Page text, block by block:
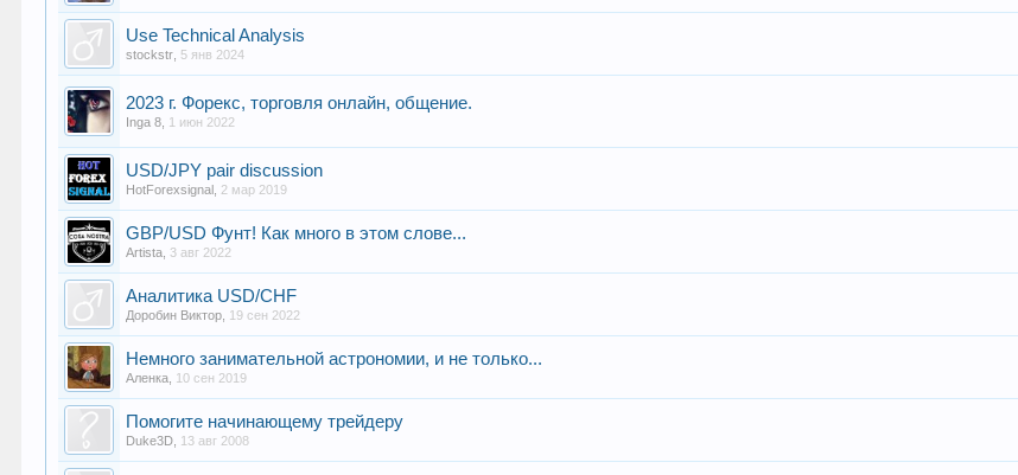
Use Technical Analysis
stockstr 5 янв 2024
2023 г. Форекс, торговля онлайн, общение.
Inga 8 1 июн 2022
USD/JPY pair discussion
HotForexsignal 2 мар 2019
GBP/USD Фунт! Как много в этом слове...
Artista 3 авг 2022
Аналитика USD/CHF
Доробин Виктор 19 сен 2022
Немного занимательной астрономии, и не только...
Аленка 10 сен 2019
Помогите начинающему трейдеру
Duke3D 13 авг 2008